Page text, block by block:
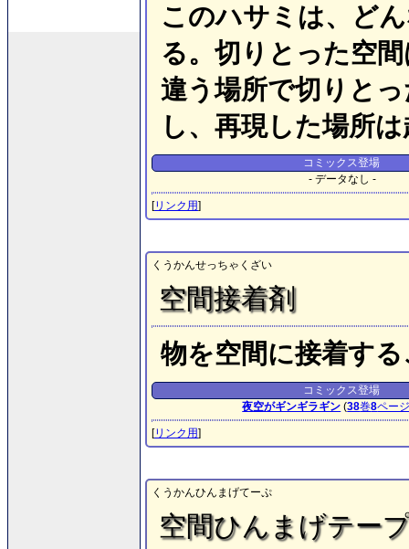
このハサミは、ど
る。切りとった空
違う場所で切りと
し、再現した場所
コミックス登場
- データなし -
[リンク用]
くうかんせっちゃくざい
空間接着剤
物を空間に接着す
コミックス登場
夜空がギンギラギン (38巻8ペー
[リンク用]
くうかんひんまげてーぷ
空間ひんまげテー